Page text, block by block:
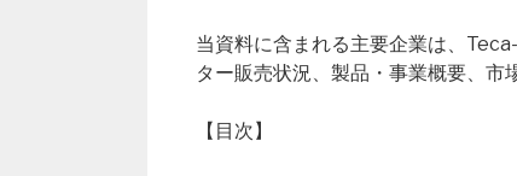
当資料に含まれる主要企業は、
ター販売状況、製品・事業概要、市
【目次】